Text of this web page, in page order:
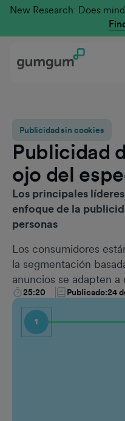
Publicidad sin cookies
Publicidad
ojo del
Los principales
enfoque de la
personas
Los consumidores
la segmentación
anuncios se adapten
25:20 Publicado:24
1